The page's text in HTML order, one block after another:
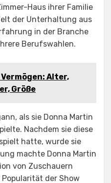
Haus ihrer Familie
der Unterhaltung aus
in der Branche
Berufswahlen.
Alter,
Größe
als sie Donna Martin
Nachdem sie diese
hatte, wurde sie
machte Donna Martin
von Zuschauern
der Show